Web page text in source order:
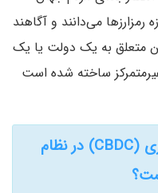
می‌دانند و آگاهند
متعلق به یک دولت یا یک
ساخته شده است
نقش ارز دیجیتال بانک مرکزی (CBDC) در نظام